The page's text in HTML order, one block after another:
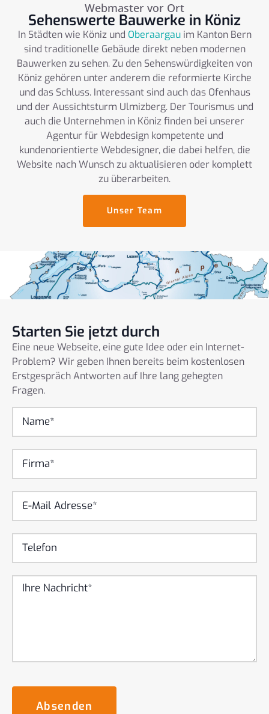
Webmaster vor Ort
Sehenswerte Bauwerke in Köniz
In Städten wie Köniz und Oberaargauim Kanton Bern
sind traditionelle Gebäude direkt neben modernen
Bauwerken zu sehen. Zu den Sehenswürdigkeiten von
Köniz gehören unter anderem die reformierte Kirche
und das Schluss. Interessant sind auch das Ofenhaus
und der Aussichtsturm Ulmizberg. Der Tourismus und
auch die Unternehmen in Köniz finden bei unserer
Agentur für Webdesign kompetente und
kundenorientierte Webdesigner, die dabei helfen, die
Website nach Wunsch zu aktualisieren oder komplett
zu überarbeiten.
Unser Team
Starten Sie jetzt durch
Eine neue Webseite, eine gute Idee oder ein Internet-
Problem? Wir geben Ihnen bereits beim kostenlosen
Erstgespräch Antworten auf Ihre lang gehegten
Fragen.
Absenden